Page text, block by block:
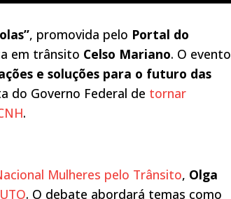
, promovida pelo Portal do
em trânsito Celso Mariano. O evento
e soluções para o futuro das
do Governo Federal de tornar
.
Mulheres pelo Trânsito, Olga
. O debate abordará temas como